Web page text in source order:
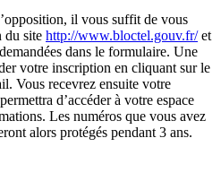
il vous suffit de vous
du site http://www.bloctel.gouv.fr/et
dans le formulaire. Une
votre inscription en cliquant sur le
Vous recevrez ensuite votre
d’accéder à votre espace
Les numéros que vous avez
alors protégés pendant 3 ans.